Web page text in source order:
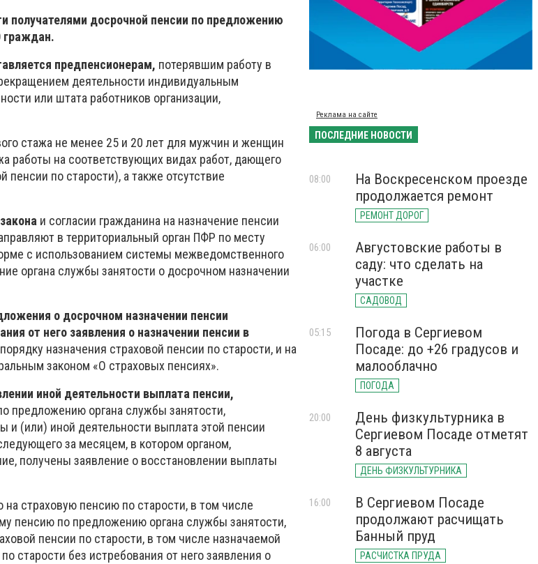
получателями досрочной пенсии по предложению
граждан.
предпенсионерам, потерявшим работу в
деятельности индивидуальным
или штата работников организации,
стажа не менее 25 и 20 лет для мужчин и женщин
работы на соответствующих видах работ, дающего
пенсии по старости), а также отсутствие
и согласии гражданина на назначение пенсии
в территориальный орган ПФР по месту
с использованием системы межведомственного
органа службы занятости о досрочном назначении
о досрочном назначении пенсии
от него заявления о назначении пенсии в
назначения страховой пенсии по старости, и на
законом «О страховых пенсиях».
иной деятельности выплата пенсии,
предложению органа службы занятости,
и (или) иной деятельности выплата этой пенсии
за месяцем, в котором органом,
получены заявление о восстановлении выплаты
на страховую пенсию по старости, в том числе
пенсию по предложению органа службы занятости,
пенсии по старости, в том числе назначаемой
старости без истребования от него заявления о
Реклама на сайте
ПОСЛЕДНИЕ НОВОСТИ
На Воскресенском проезде
продолжается ремонт
РЕМОНТ ДОРОГ
08:00
Августовские работы в
саду: что сделать на
участке
САДОВОД
06:00
Погода в Сергиевом
Посаде: до +26 градусов и
малооблачно
ПОГОДА
05:15
День физкультурника в
Сергиевом Посаде отметят
8 августа
ДЕНЬ ФИЗКУЛЬТУРНИКА
20:00
В Сергиевом Посаде
продолжают расчищать
Банный пруд
РАСЧИСТКА ПРУДА
16:00